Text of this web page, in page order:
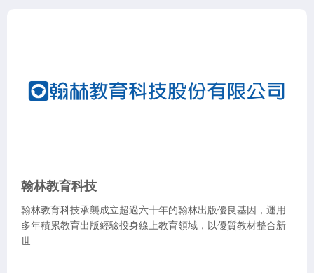
翰林教育科技
翰林教育科技承襲成立超過六十年的翰林出版優良基因，運用
多年積累教育出版經驗投身線上教育領域，以優質教材整合新
世